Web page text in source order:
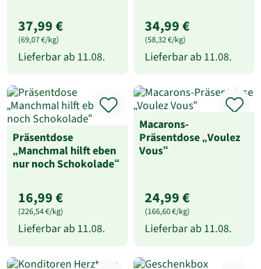
37,99 €
(69,07 €/kg)
Lieferbar ab 11.08.
34,99 €
(58,32 €/kg)
Lieferbar ab 11.08.
Präsentdose
„Manchmal hilft eben
nur noch Schokolade“
16,99 €
(226,54 €/kg)
Lieferbar ab 11.08.
Macarons-
Präsentdose „Voulez
Vous“
24,99 €
(166,60 €/kg)
Lieferbar ab 11.08.